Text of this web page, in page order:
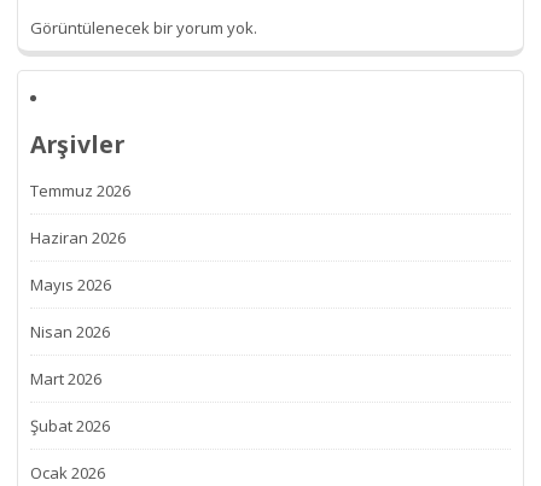
Görüntülenecek bir yorum yok.
Arşivler
Temmuz 2026
Haziran 2026
Mayıs 2026
Nisan 2026
Mart 2026
Şubat 2026
Ocak 2026